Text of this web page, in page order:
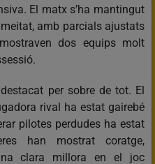
El matx s’ha mantingut
amb parcials ajustats
dos equips molt
per sobre de tot. El
rival ha estat gairebé
pilotes perdudes ha estat
han mostrat coratge,
clara millora en el joc